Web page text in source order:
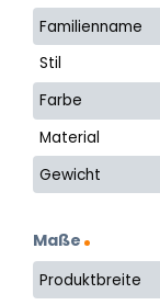
Familienname
Stil
Farbe
Material
Gewicht
Maße
Produktbreite